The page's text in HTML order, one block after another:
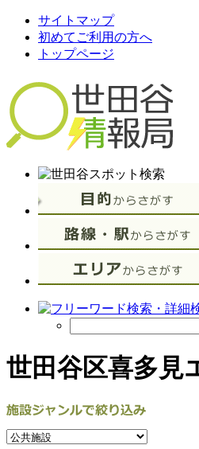
サイトマップ
初めてご利用の方へ
トップページ
世田谷区喜多見